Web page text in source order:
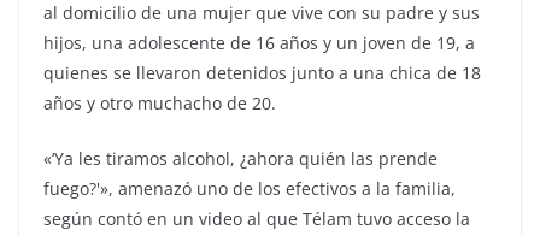
al domicilio de una mujer que vive con su padre y sus
hijos, una adolescente de 16 años y un joven de 19, a
quienes se llevaron detenidos junto a una chica de 18
años y otro muchacho de 20.
«‘Ya les tiramos alcohol, ¿ahora quién las prende
fuego?'», amenazó uno de los efectivos a la familia,
según contó en un video al que Télam tuvo acceso la